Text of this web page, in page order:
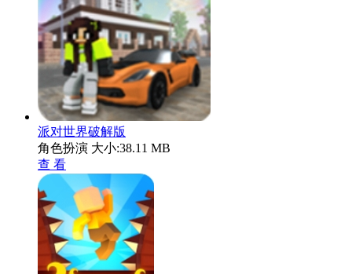
派对世界破解版
角色扮演 大小:38.11 MB
查 看